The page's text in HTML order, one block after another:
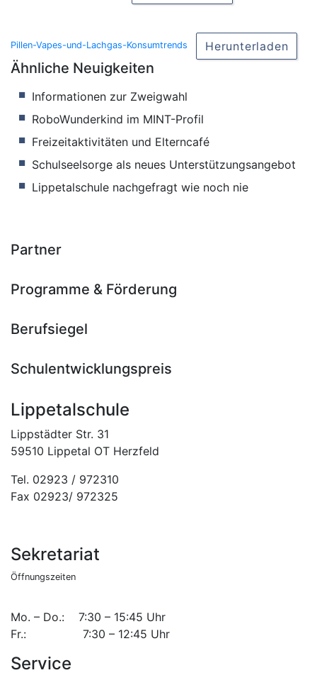
Pillen-Vapes-und-Lachgas-Konsumtrends Herunterladen
Ähnliche Neuigkeiten
Informationen zur Zweigwahl
RoboWunderkind im MINT-Profil
Freizeitaktivitäten und Elterncafé
Schulseelsorge als neues Unterstützungsangebot
Lippetalschule nachgefragt wie noch nie
Partner
Programme & Förderung
Berufsiegel
Schulentwicklungspreis
Lippetalschule
Lippstädter Str. 31
59510 Lippetal OT Herzfeld
Tel. 02923 / 972310
Fax 02923/ 972325
Sekretariat
Öffnungszeiten
Mo. – Do.: 7:30 – 15:45 Uhr
Fr.: 7:30 – 12:45 Uhr
Service